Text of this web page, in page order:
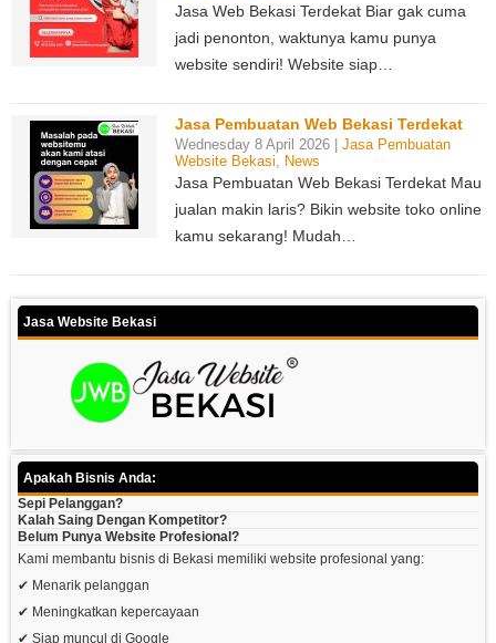
Jasa Web Bekasi Terdekat Biar gak cuma
jadi penonton, waktunya kamu punya
website sendiri! Website siap…
Jasa Pembuatan Web Bekasi Terdekat
Wednesday 8 April 2026 | Jasa Pembuatan
Website Bekasi, News
Jasa Pembuatan Web Bekasi Terdekat Mau
jualan makin laris? Bikin website toko online
kamu sekarang! Mudah…
Jasa Website Bekasi
Apakah Bisnis Anda:
Sepi Pelanggan?
Kalah Saing Dengan Kompetitor?
Belum Punya Website Profesional?
Kami membantu bisnis di Bekasi memiliki website profesional yang:
✔ Menarik pelanggan
✔ Meningkatkan kepercayaan
✔ Siap muncul di Google